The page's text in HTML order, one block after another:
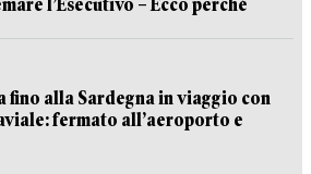
l’Esecutivo – Ecco perché
fino alla Sardegna in viaggio con
fermato all’aeroporto e